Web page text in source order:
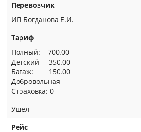
Перевозчик
ИП Богданова Е.И.
Тариф
Полный: 700.00
Детский: 350.00
Багаж: 150.00
Добровольная
Страховка: 0
Ушёл
Рейс